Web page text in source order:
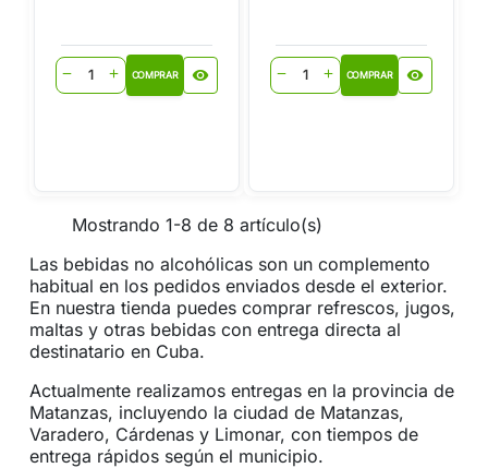
remove add COMPRAR visibility remove add COMPRAR visibility
Mostrando 1-8 de 8 artículo(s)
Las bebidas no alcohólicas son un complemento
habitual en los pedidos enviados desde el exterior.
En nuestra tienda puedes comprar refrescos, jugos,
maltas y otras bebidas con entrega directa al
destinatario en Cuba.
Actualmente realizamos entregas en la provincia de
Matanzas, incluyendo la ciudad de Matanzas,
Varadero, Cárdenas y Limonar, con tiempos de
entrega rápidos según el municipio.